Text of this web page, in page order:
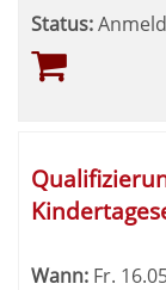
Status:
Wann: Fr.